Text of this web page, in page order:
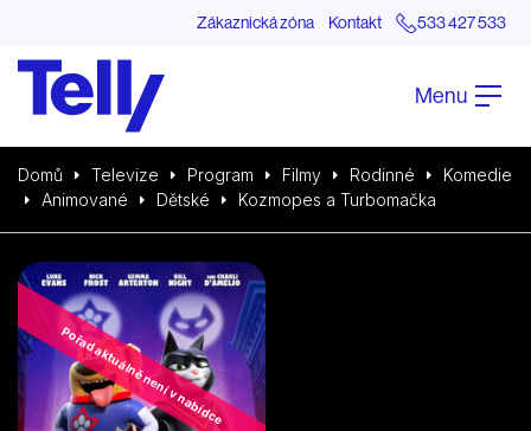
Zákaznická zóna Kontakt 533 427 533
Menu
Domů Televize Program Filmy Rodinné
Komedie
Animované
Dětské Kozmopes a Turbomačka
Pořad aktuálně není v nabídce